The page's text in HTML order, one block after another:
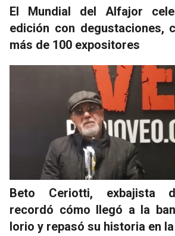
El Mundial del Alfajor
edición con degustaciones,
más de 100 expositores
Beto Ceriotti, exbajista
recordó cómo llegó a la
Iorio y repasó su historia en